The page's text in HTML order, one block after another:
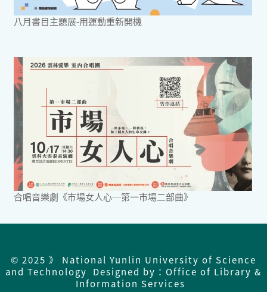
八月書目主題展-用運動重新開機
合唱音樂劇《市場女人心─第一市場二部曲》
© 2025 》 National Yunlin University of Science
and Technology Designed by：Office of Library &
Information Services